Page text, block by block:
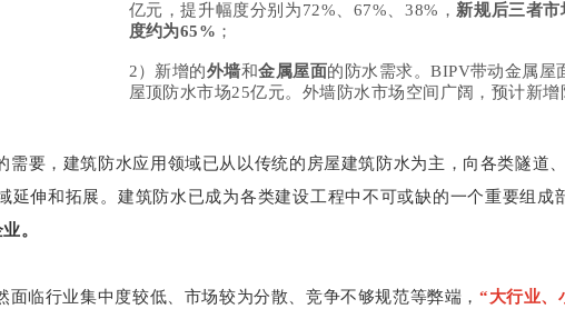
亿元，提升幅度分别为72%、67%、38%， 新规后三者
度约为65% ；
2）新增的外墙和金属屋面的防水需求。BIPV带动金属屋
屋顶防水市场25亿元。外墙防水市场空间广阔，预计新增
需要，建筑防水应用领域已从以传统的房屋建筑防水为主，向各类隧道
延伸和拓展。建筑防水已成为各类建设工程中不可或缺的一个重要组成
。
面临行业集中度较低、市场较为分散、竞争不够规范等弊端，“大行业、